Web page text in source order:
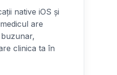
native iOS și
are
clinica ta în